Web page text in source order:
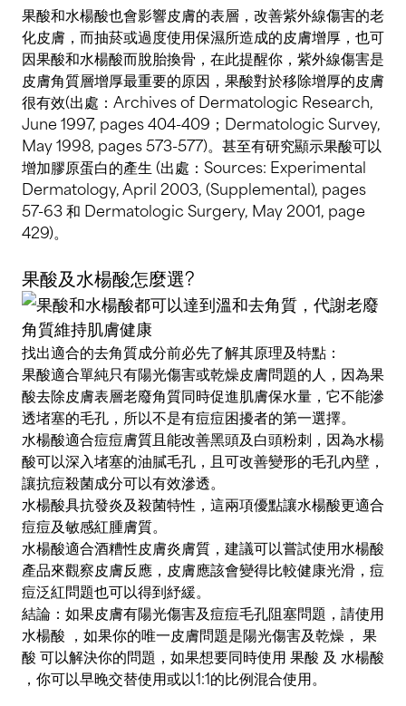
果酸和水楊酸也會影響皮膚的表層，改善紫外線傷害的老
化皮膚，而抽菸或過度使用保濕所造成的皮膚增厚，也可
因果酸和水楊酸而脫胎換骨，在此提醒你，紫外線傷害是
皮膚角質層增厚最重要的原因，果酸對於移除增厚的皮膚
很有效(出處：Archives of Dermatologic Research,
June 1997, pages 404-409；Dermatologic Survey,
May 1998, pages 573-577)。甚至有研究顯示果酸可以
增加膠原蛋白的產生 (出處：Sources: Experimental
Dermatology, April 2003, (Supplemental), pages
57-63 和 Dermatologic Surgery, May 2001, page
429)。
果酸及水楊酸怎麼選?
找出適合的去角質成分前必先了解其原理及特點：
果酸適合單純只有陽光傷害或乾燥皮膚問題的人，因為果
酸去除皮膚表層老廢角質同時促進肌膚保水量，它不能滲
透堵塞的毛孔，所以不是有痘痘困擾者的第一選擇。
水楊酸適合痘痘膚質且能改善黑頭及白頭粉刺，因為水楊
酸可以深入堵塞的油膩毛孔，且可改善變形的毛孔內壁，
讓抗痘殺菌成分可以有效滲透。
水楊酸具抗發炎及殺菌特性，這兩項優點讓水楊酸更適合
痘痘及敏感紅腫膚質。
水楊酸適合酒糟性皮膚炎膚質，建議可以嘗試使用水楊酸
產品來觀察皮膚反應，皮膚應該會變得比較健康光滑，痘
痘泛紅問題也可以得到紓緩。
結論：如果皮膚有陽光傷害及痘痘毛孔阻塞問題，請使用
水楊酸 ，如果你的唯一皮膚問題是陽光傷害及乾燥， 果
酸可以解決你的問題，如果想要同時使用果酸 及 水楊酸
，你可以早晚交替使用或以1:1的比例混合使用。